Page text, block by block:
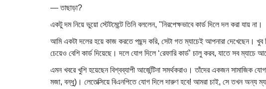
— তাছাড়া?
একটু দম নিয়ে ভুয়ো স্টেটমেন্টে তিনি বললেন, "নিরপেক্ষভাবে কার্ড দিলে দল করা যায় না।
আমি একটা দলের হয়ে কাজ করতে পছন্দ করি, সেটা গত ম্যাচেই আপনারা দেখেছেন। খুব
চেয়েও বেশি কার্ড দিয়েছে। দলে যোগ দিলে ‘রেফারি কার্ড’ চালু করব, যাতে সব ম্যাচে
এমন খবরে খুশি হয়েছেন বিশ্বব্যাপী আর্জেন্টিনা সমর্থকরাও। তাঁদের একজন
মজা, বন্ধু)। লেতেক্সিয়ে বিএনপিতে যোগ দিলে দারুণ হবে! আমরা চাই, সে তখন অন্য